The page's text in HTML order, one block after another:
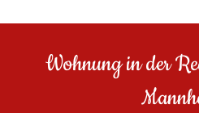
Wohnung in der